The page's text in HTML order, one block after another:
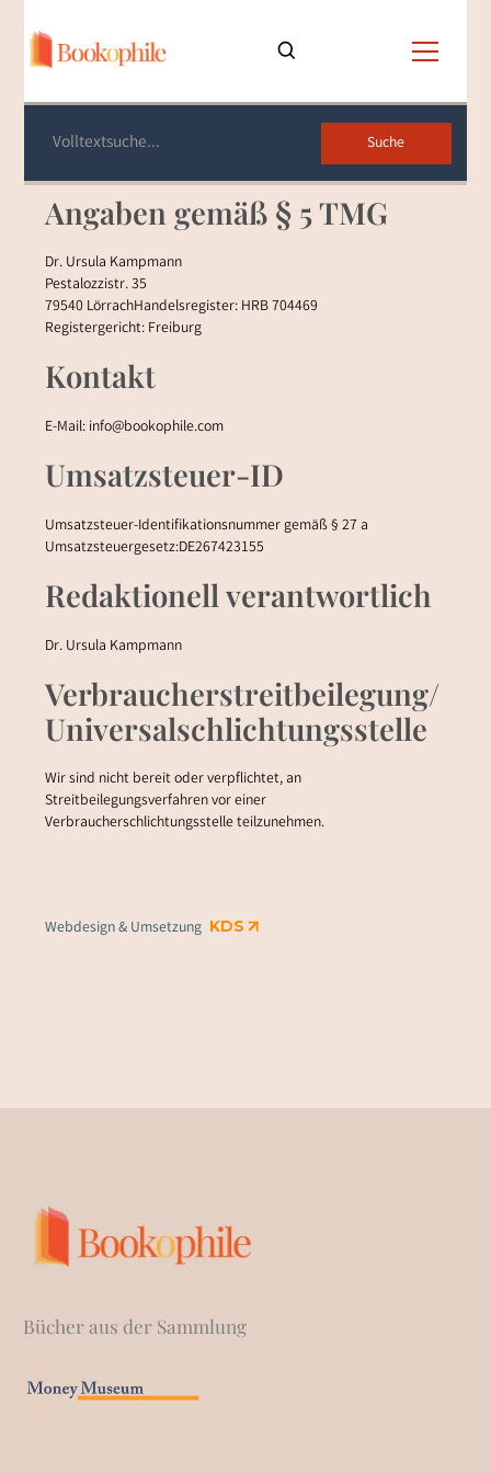
Impressum
Angaben gemäß § 5 TMG
Dr. Ursula Kampmann
Pestalozzistr. 35
79540 LörrachHandelsregister: HRB 704469
Registergericht: Freiburg
Kontakt
E-Mail: info@bookophile.com
Umsatzsteuer-ID
Umsatzsteuer-Identifikationsnummer gemäß § 27 a
Umsatzsteuergesetz:DE267423155
Redaktionell verantwortlich
Dr. Ursula Kampmann
Verbraucher­streit­beilegung/
Universal­schlichtungs­stelle
Wir sind nicht bereit oder verpflichtet, an
Streitbeilegungsverfahren vor einer
Verbraucherschlichtungsstelle teilzunehmen.
Webdesign & Umsetzung KDS
Bücher aus der Sammlung